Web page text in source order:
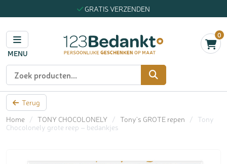
GRATIS VERZENDEN
MENU
0
Zoeken
Terug
Home
/ TONY CHOCOLONELY / Tony's GROTE repen /
Tony
Chocolonely grote reep – bedankjes